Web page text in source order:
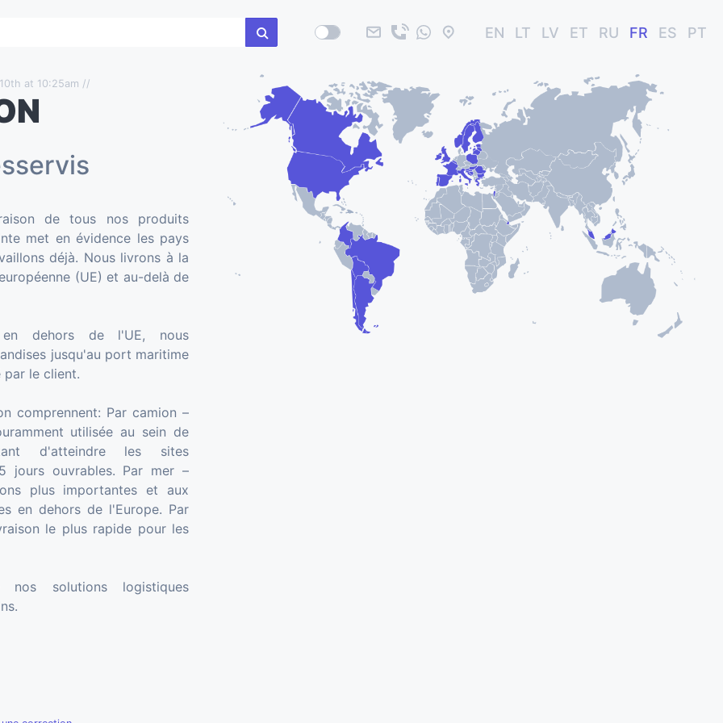
EN LT LV ET RU FR ES PT
at 10:25am //
de tous nos produits
met en évidence les pays
déjà. Nous livrons à la
(UE) et au-delà de
dehors de l'UE, nous
jusqu'au port maritime
le client.
comprennent: Par camion –
utilisée au sein de
d'atteindre les sites
jours ouvrables. Par mer –
plus importantes et aux
en dehors de l'Europe. Par
le plus rapide pour les
nos solutions logistiques